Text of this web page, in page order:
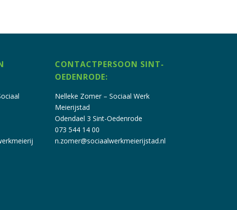
CONTACTPERSOON SINT-
OEDENRODE:
Nelleke Zomer – Sociaal Werk
Meierijstad
Odendael 3 Sint-Oedenrode
073 544 14 00
n.zomer@sociaalwerkmeierijstad.nl